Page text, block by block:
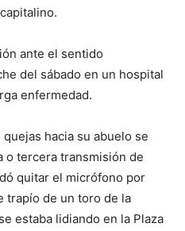
ante el sentido
del sábado en un hospital
enfermedad.
hacia su abuelo se
o tercera transmisión de
quitar el micrófono por
trapío de un toro de la
estaba lidiando en la Plaza